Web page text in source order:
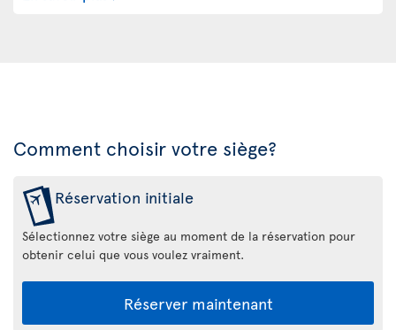
Comment choisir votre siège?
Réservation initiale
Sélectionnez votre siège au moment de la réservation pour
obtenir celui que vous voulez vraiment.
Réserver maintenant